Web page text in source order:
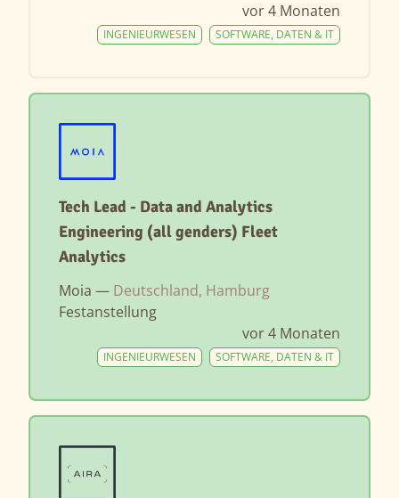
vor 4 Monaten
SOFTWARE, DATEN & IT
INGENIEURWESEN
Tech Lead - Data and Analytics
Engineering (all genders) Fleet
Analytics
Moia — Deutschland, Hamburg
Festanstellung
vor 4 Monaten
SOFTWARE, DATEN & IT
INGENIEURWESEN